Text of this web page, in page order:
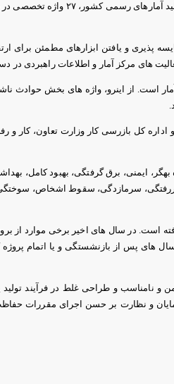
وزارت تعاون، کار و رفاه اجتماعی اعلام کرد: به منظور
پذیری و یافتن ابزارهای مطمئن برای
های مركز آمار و اطلاعات راهبردی در
است. از اینرو، واژه های بخش حوادث
كل بازرسی كار وزارت تعاون، کار و
ایمنی، برق گرفتگی، بهبود كامل،
دررفتگی، سرمازدگی، سقوط اشخاص،
است. در سال های اخیر برخی موارد از
های پس از بازنشستگی و یا اتمام
نامناسب و طراحی غلط در فرآیند تولید
و نظارت بر حسن اجرای مقررات